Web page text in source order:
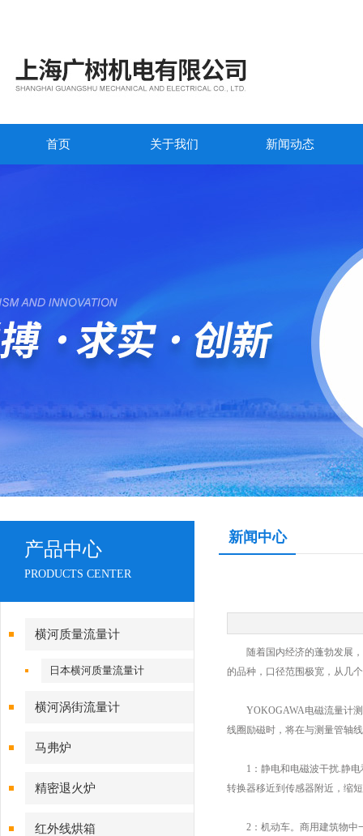
首页 关于我们 新闻动态
产品中心
PRODUCTS CENTER
横河质量流量计
日本横河质量流量计
横河涡街流量计
马弗炉
精密退火炉
红外线烘箱
新闻中心
随着国内经济的蓬勃发展，
的品种，口径范围极宽，从几
YOKOGAWA电磁流量计测
线圈励磁时，将在与测量管轴
1：静电和电磁波干扰.静电
转换器移近到传感器附近，缩
2：机动车。商用建筑物中一